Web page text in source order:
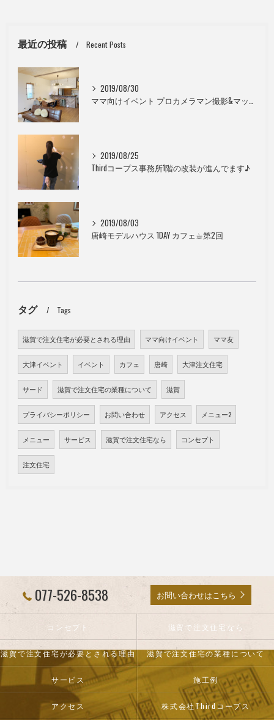
最近の投稿 Recent Posts
2019/08/30
ママ向けイベント プロカメラマン撮影&マッサージ
2019/08/25
Thirdコープス事務所1階の改装が進んでます♪
2019/08/03
唐崎モデルハウス 1DAY カフェ☕︎第2回
タグ Tags
滋賀で注文住宅が必要とされる理由 ママ向けイベント ママ友
大津イベント イベント カフェ 唐崎 大津注文住宅
サード 滋賀で注文住宅の業種について 滋賀
プライバシーポリシー お問い合わせ アクセス メニュー2
メニュー サービス 滋賀で注文住宅なら コンセプト
注文住宅
077-526-8538 お問い合わせはこちら
コンセプト 滋賀で注文住宅なら
滋賀で注文住宅が必要とされる理由 滋賀で注文住宅の業種について
サービス 施工例
アクセス 株式会社Thirdコープス